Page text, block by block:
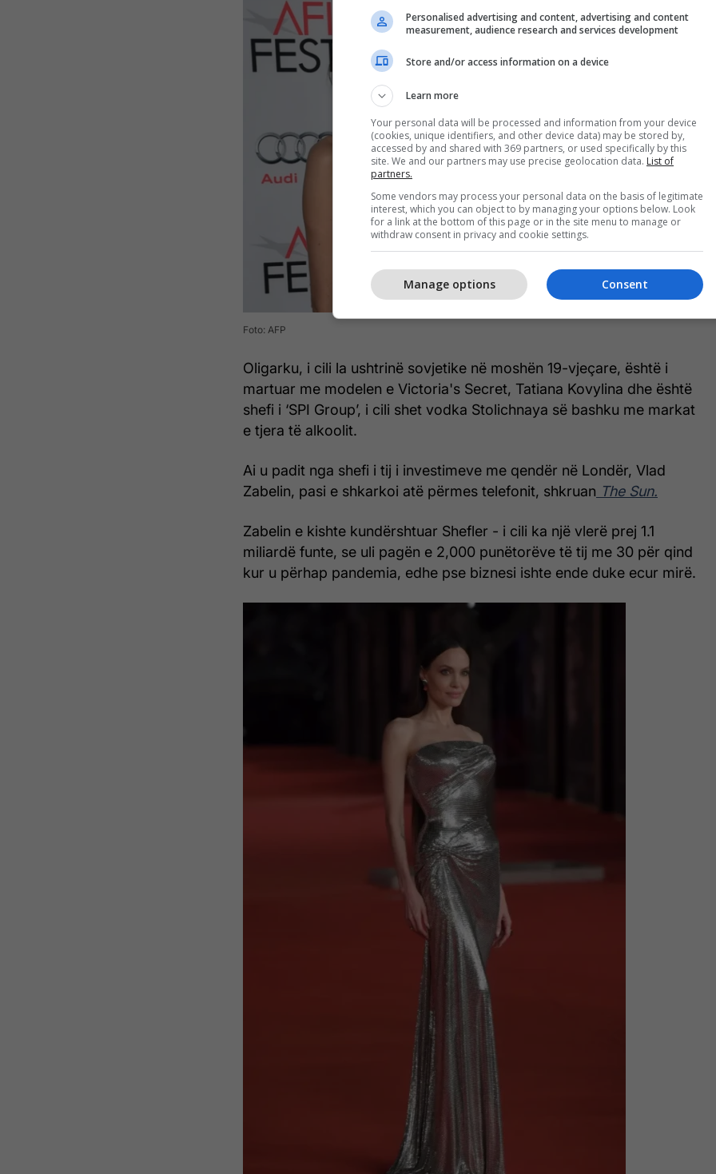
Foto: AFP
Oligarku, i cili la ushtrinë sovjetike në moshën 19-vjeçare, është i
martuar me modelen e Victoria's Secret, Tatiana Kovylina dhe është
shefi i ‘SPI Group’, i cili shet vodka Stolichnaya së bashku me markat
e tjera të alkoolit.
Ai u padit nga shefi i tij i investimeve me qendër në Londër, Vlad
Zabelin, pasi e shkarkoi atë përmes telefonit, shkruan The Sun.
Zabelin e kishte kundërshtuar Shefler - i cili ka një vlerë prej 1.1
miliardë funte, se uli pagën e 2,000 punëtorëve të tij me 30 për qind
kur u përhap pandemia, edhe pse biznesi ishte ende duke ecur mirë.
Personalised advertising and content, advertising and content
measurement, audience research and services development
Store and/or access information on a device
Learn more
Your personal data will be processed and information from your device
(cookies, unique identifiers, and other device data) may be stored by,
accessed by and shared with 369 partners, or used specifically by this
site. We and our partners may use precise geolocation data. List of
partners.
Some vendors may process your personal data on the basis of legitimate
interest, which you can object to by managing your options below. Look
for a link at the bottom of this page or in the site menu to manage or
withdraw consent in privacy and cookie settings.
Consent
Manage options